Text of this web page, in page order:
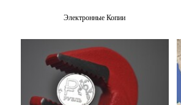
Электронные Копии